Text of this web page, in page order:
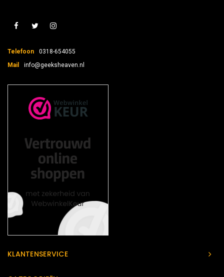
Telefoon
0318-654055
Mail
info@geeksheaven.nl
KLANTENSERVICE